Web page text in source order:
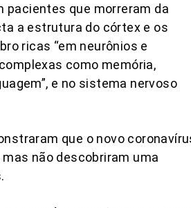
pacientes que morreram da
a estrutura do córtex e os
ricas “em neurônios e
como memória,
e no sistema nervoso
que o novo
não descobriram uma